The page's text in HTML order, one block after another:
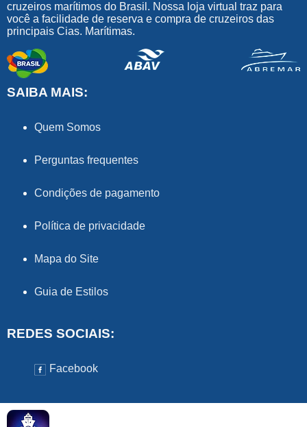
cruzeiros marítimos do Brasil. Nossa loja virtual traz para
você a facilidade de reserva e compra de cruzeiros das
principais Cias. Marítimas.
SAIBA MAIS:
Quem Somos
Perguntas frequentes
Condições de pagamento
Política de privacidade
Mapa do Site
Guia de Estilos
REDES SOCIAIS:
Facebook